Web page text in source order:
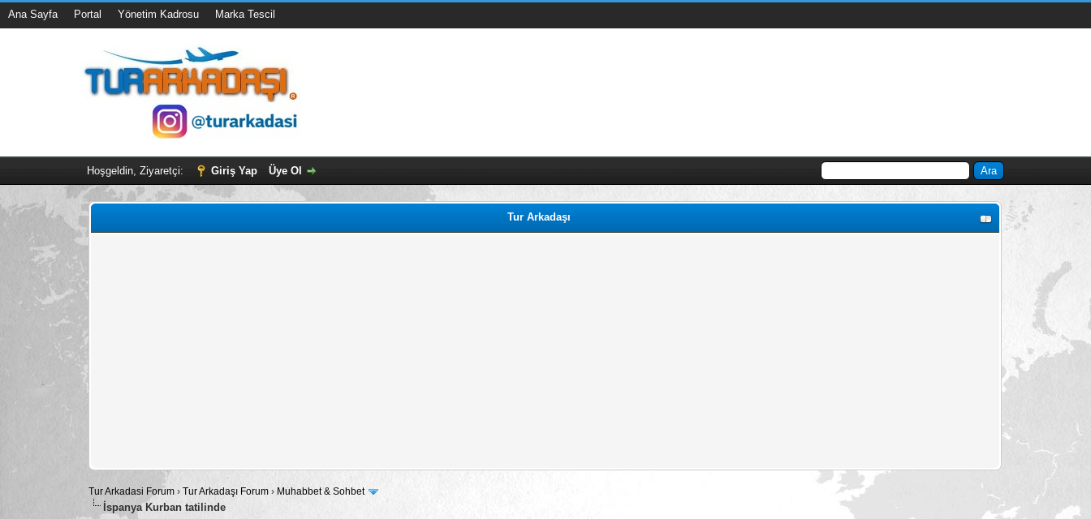
Ana Sayfa Portal Yönetim Kadrosu Marka Tescil
Hoşgeldin, Ziyaretçi: Giriş Yap Üye Ol
Tur Arkadaşı
Tur Arkadasi Forum ›Tur Arkadaşı Forum › Muhabbet & Sohbet
İspanya Kurban tatilinde